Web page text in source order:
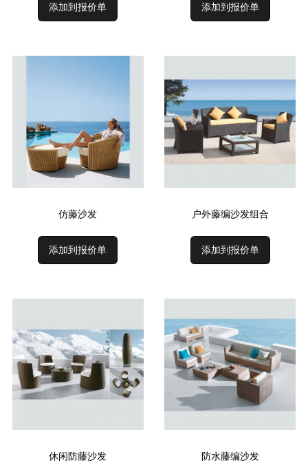
添加到报价单 添加到报价单
仿藤沙发
添加到报价单
户外藤编沙发组合
添加到报价单
休闲防藤沙发 防水藤编沙发